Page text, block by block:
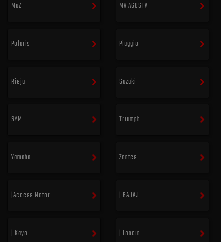
MuZ MV AGUSTA
Polaris Piaggio
Rieju Suzuki
SYM Triumph
Yamaha Zontes
|Access Motor | BAJAJ
| Kayo | Loncin